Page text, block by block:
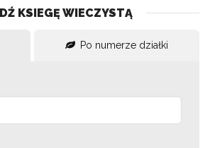
KSIEGĘ WIECZYSTĄ
Po numerze działki